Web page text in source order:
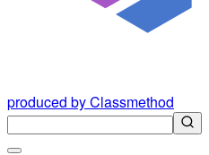
produced by Classmethod